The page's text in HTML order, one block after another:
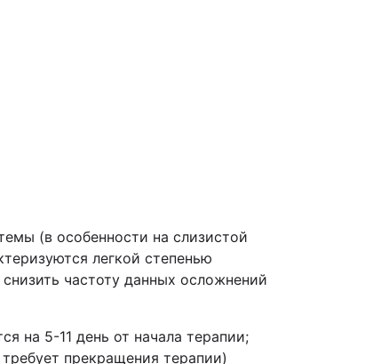
(в особенности на слизистой
легкой степенью
частоту данных осложнений
на 5-11 день от начала терапии;
прекращения терапии)